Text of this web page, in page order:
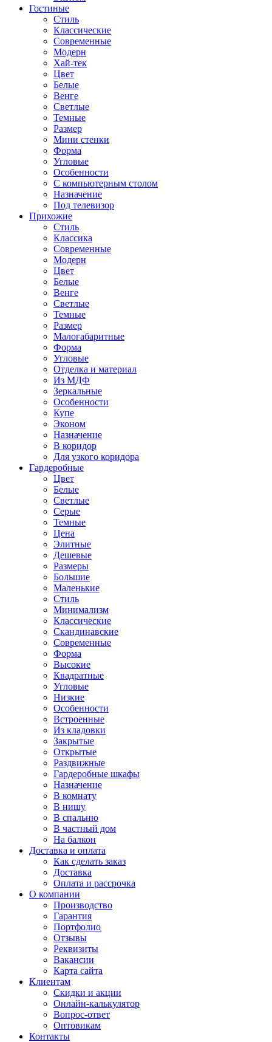
Гостиные
Стиль
Классические
Современные
Модерн
Хай-тек
Цвет
Белые
Венге
Светлые
Темные
Размер
Мини стенки
Форма
Угловые
Особенности
С компьютерным столом
Назначение
Под телевизор
Прихожие
Стиль
Классика
Современные
Модерн
Цвет
Белые
Венге
Светлые
Темные
Размер
Малогабаритные
Форма
Угловые
Отделка и материал
Из МДФ
Зеркальные
Особенности
Купе
Эконом
Назначение
В коридор
Для узкого коридора
Гардеробные
Цвет
Белые
Светлые
Серые
Темные
Цена
Элитные
Дешевые
Размеры
Большие
Маленькие
Стиль
Минимализм
Классические
Скандинавские
Современные
Форма
Высокие
Квадратные
Угловые
Низкие
Особенности
Встроенные
Из кладовки
Закрытые
Открытые
Раздвижные
Гардеробные шкафы
Назначение
В комнату
В нишу
В спальню
В частный дом
На балкон
Доставка и оплата
Как сделать заказ
Доставка
Оплата и рассрочка
О компании
Производство
Гарантия
Портфолио
Отзывы
Реквизиты
Вакансии
Карта сайта
Клиентам
Скидки и акции
Онлайн-калькулятор
Вопрос-ответ
Оптовикам
Контакты